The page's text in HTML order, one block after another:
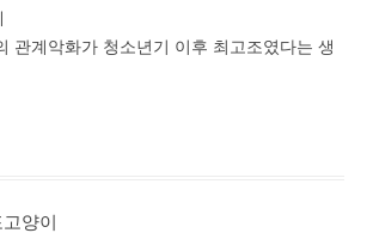
관계악화가 청소년기 이후 최고조였다는 생
양이